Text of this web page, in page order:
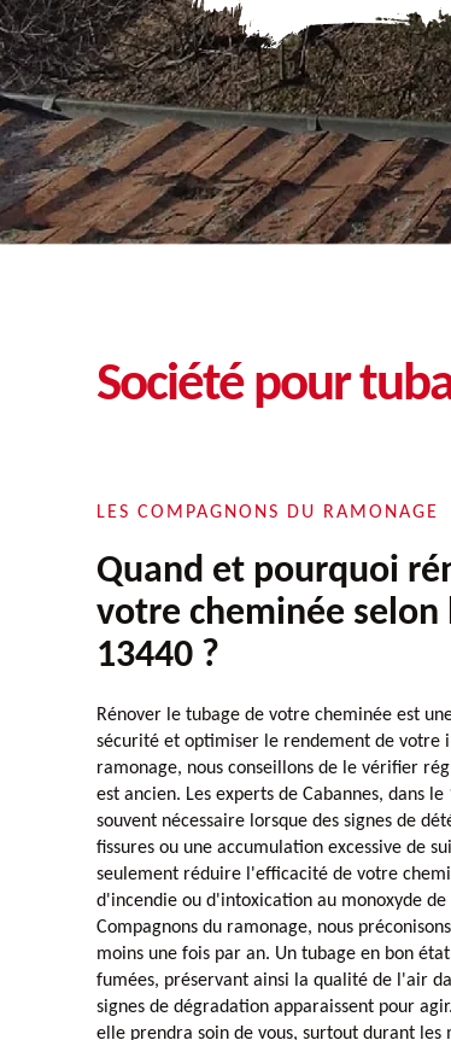
Société pour
LES COMPAGNONS DU RAMONAGE
Quand et pourquoi
votre cheminée selon
13440 ?
Rénover le tubage de votre cheminée est
sécurité et optimiser le rendement de votre
ramonage, nous conseillons de le vérifier
est ancien. Les experts de Cabannes, dans
souvent nécessaire lorsque des signes de
fissures ou une accumulation excessive de
seulement réduire l'efficacité de votre
d'incendie ou d'intoxication au monoxyde
Compagnons du ramonage, nous
moins une fois par an. Un tubage en bon
fumées, préservant ainsi la qualité de l'air
signes de dégradation apparaissent pour
elle prendra soin de vous, surtout durant les